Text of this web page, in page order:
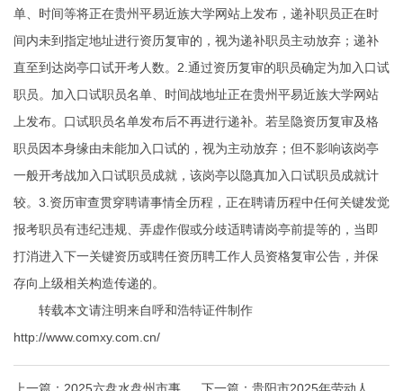
单、时间等将正在贵州平易近族大学网站上发布，递补职员正在时
间内未到指定地址进行资历复审的，视为递补职员主动放弃；递补
直至到达岗亭口试开考人数。2.通过资历复审的职员确定为加入口试
职员。加入口试职员名单、时间战地址正在贵州平易近族大学网站
上发布。口试职员名单发布后不再进行递补。若呈隐资历复审及格
职员因本身缘由未能加入口试的，视为主动放弃；但不影响该岗亭
一般开考战加入口试职员成就，该岗亭以隐真加入口试职员成就计
较。3.资历审查贯穿聘请事情全历程，正在聘请历程中任何关键发觉
报考职员有违纪违规、弄虚作假或分歧适聘请岗亭前提等的，当即
打消进入下一关键资历或聘任资历聘工作人员资格复审公告，并保
存向上级相关构造传递的。
转载本文请注明来自呼和浩特证件制作
http://www.comxy.com.cn/